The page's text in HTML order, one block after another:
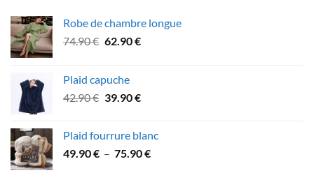
Robe de chambre longue
74.90€ Le
était :
74.90 €.
62.90€Le
62.90 €.
Plaid capuche
42.90€ Le
était :
42.90 €.
39.90€Le
est :
39.90 €.
Plaid fourrure blanc
49.90€ – 75.90€Plage